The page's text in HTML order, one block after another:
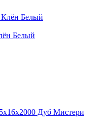
Белый